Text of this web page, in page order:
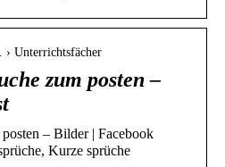
Unterrichtsfächer
zum posten –
– Bilder | Facebook
Kurze sprüche